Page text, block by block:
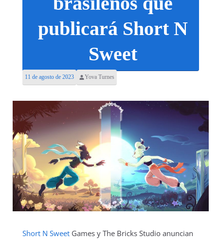
publicará Short N
Sweet
11 de agosto de 2023 Yova Turnes
Short N Sweet Games y The Bricks Studio anuncian